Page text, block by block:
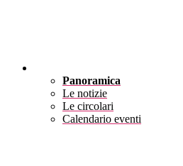
Panoramica
Le notizie
Le circolari
Calendario eventi